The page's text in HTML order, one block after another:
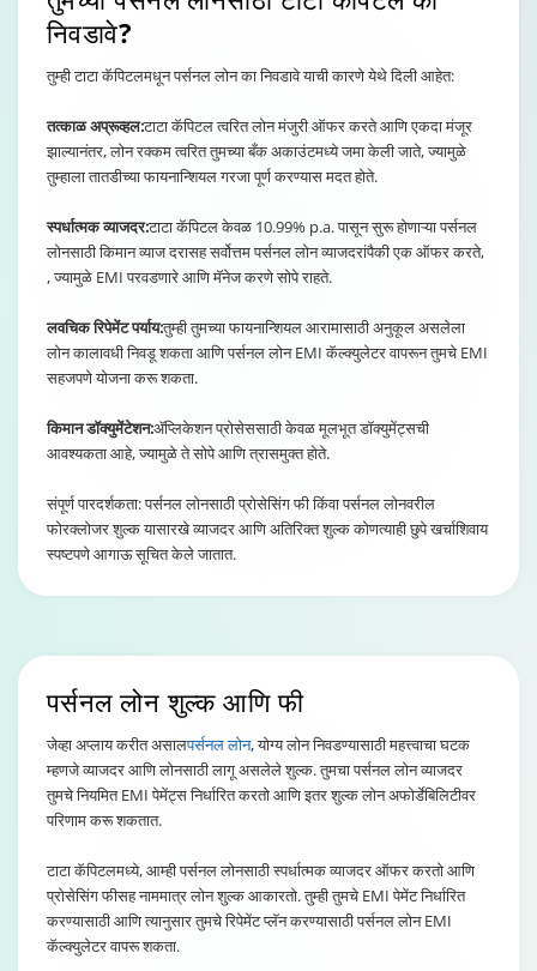
निवडावे?
तुम्ही टाटा कॅपिटलमधून पर्सनल लोन का निवडावे याची कारणे येथे दिली आहेत:
तत्काळ अप्रूव्हल:टाटा कॅपिटल त्वरित लोन मंजुरी ऑफर करते आणि एकदा मंजूर
झाल्यानंतर, लोन रक्कम त्वरित तुमच्या बँक अकाउंटमध्ये जमा केली जाते, ज्यामुळे
तुम्हाला तातडीच्या फायनान्शियल गरजा पूर्ण करण्यास मदत होते.
स्पर्धात्मक व्याजदर:टाटा कॅपिटल केवळ 10.99% p.a. पासून सुरू होणाऱ्या पर्सनल
लोनसाठी किमान व्याज दरासह सर्वोत्तम पर्सनल लोन व्याजदरांपैकी एक ऑफर करते,
, ज्यामुळे EMI परवडणारे आणि मॅनेज करणे सोपे राहते.
लवचिक रिपेमेंट पर्याय:तुम्ही तुमच्या फायनान्शियल आरामासाठी अनुकूल असलेला
लोन कालावधी निवडू शकता आणि पर्सनल लोन EMI कॅल्क्युलेटर वापरून तुमचे EMI
सहजपणे योजना करू शकता.
किमान डॉक्युमेंटेशन:ॲप्लिकेशन प्रोसेससाठी केवळ मूलभूत डॉक्युमेंट्सची
आवश्यकता आहे, ज्यामुळे ते सोपे आणि त्रासमुक्त होते.
संपूर्ण पारदर्शकता: पर्सनल लोनसाठी प्रोसेसिंग फी किंवा पर्सनल लोनवरील
फोरक्लोजर शुल्क यासारखे व्याजदर आणि अतिरिक्त शुल्क कोणत्याही छुपे खर्चाशिवाय
स्पष्टपणे आगाऊ सूचित केले जातात.
पर्सनल लोनशुल्क आणि फी
जेव्हा अप्लाय करीत असालपर्सनल लोन, योग्य लोन निवडण्यासाठी महत्त्वाचा घटक
म्हणजे व्याजदर आणि लोनसाठी लागू असलेले शुल्क. तुमचा पर्सनल लोन व्याजदर
तुमचे नियमित EMI पेमेंट्स निर्धारित करतो आणि इतर शुल्क लोन अफोर्डेबिलिटीवर
परिणाम करू शकतात.
टाटा कॅपिटलमध्ये, आम्ही पर्सनल लोनसाठी स्पर्धात्मक व्याजदर ऑफर करतो आणि
प्रोसेसिंग फीसह नाममात्र लोन शुल्क आकारतो. तुम्ही तुमचे EMI पेमेंट निर्धारित
करण्यासाठी आणि त्यानुसार तुमचे रिपेमेंट प्लॅन करण्यासाठी पर्सनल लोन EMI
कॅल्क्युलेटर वापरू शकता.